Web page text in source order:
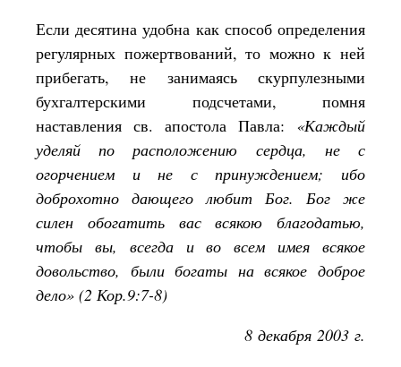
Если десятина удобна как способ определения
регулярных пожертвований, то можно к ней
прибегать, не занимаясь скурпулезными
бухгалтерскими подсчетами, помня
наставления св. апостола Павла: «Каждый
уделяй по расположению сердца, не с
огорчением и не с принуждением; ибо
доброхотно дающего любит Бог. Бог же
силен обогатить вас всякою благодатью,
чтобы вы, всегда и во всем имея всякое
довольство, были богаты на всякое доброе
дело» (2 Кор.9:7-8)
8 декабря 2003 г.